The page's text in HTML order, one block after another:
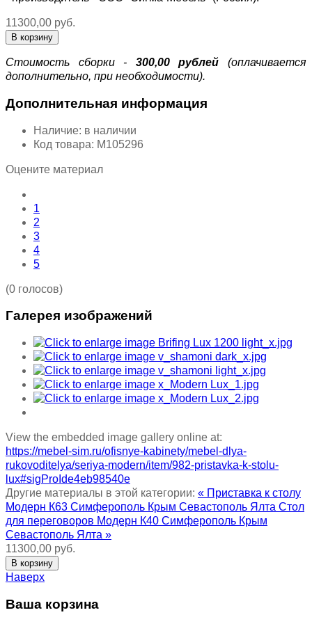
11300,00 руб.
Стоимость сборки - 300,00 рублей (оплачивается
дополнительно, при необходимости).
Дополнительная информация
Наличие: в наличии
Код товара: М105296
Оцените материал
1
2
3
4
5
(0 голосов)
Галерея изображений
View the embedded image gallery online at:
https://mebel-sim.ru/ofisnye-kabinety/mebel-dlya-
rukovoditelya/seriya-modern/item/982-pristavka-k-stolu-
lux#sigProIde4eb98540e
Другие материалы в этой категории: « Приставка к столу
Модерн К63 Симферополь Крым Севастополь Ялта Стол
для переговоров Модерн К40 Симферополь Крым
Севастополь Ялта »
11300,00 руб.
Наверх
Ваша корзина